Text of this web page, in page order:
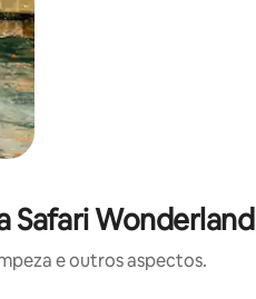
Safari Wonderland
e outros aspectos.